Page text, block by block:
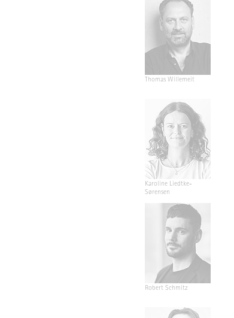
Thomas Willemeit
Karoline Liedtke-
Sørensen
Robert Schmitz